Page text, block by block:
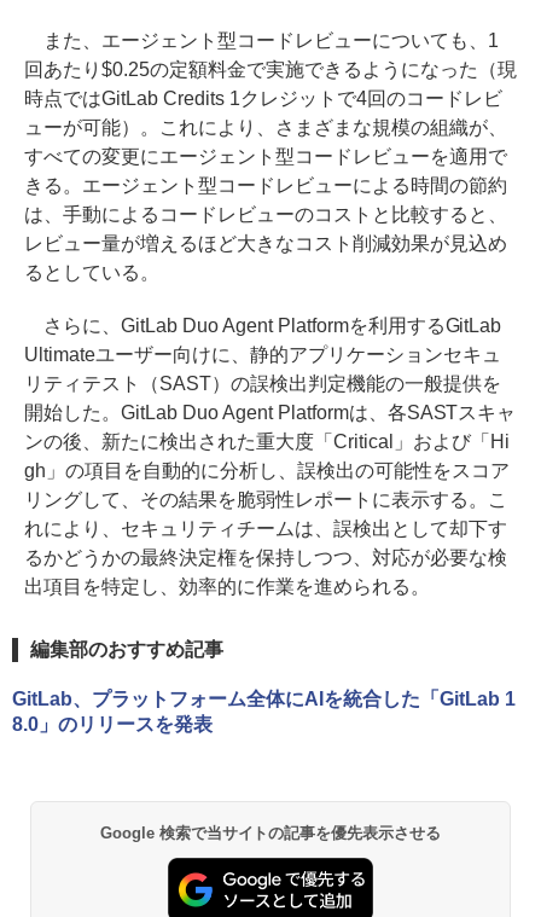
また、エージェント型コードレビューについても、1
回あたり$0.25の定額料金で実施できるようになった（現
時点ではGitLab Credits 1クレジットで4回のコードレビ
ューが可能）。これにより、さまざまな規模の組織が、
すべての変更にエージェント型コードレビューを適用で
きる。エージェント型コードレビューによる時間の節約
は、手動によるコードレビューのコストと比較すると、
レビュー量が増えるほど大きなコスト削減効果が見込め
るとしている。
さらに、GitLab Duo Agent Platformを利用するGitLab
Ultimateユーザー向けに、静的アプリケーションセキュ
リティテスト（SAST）の誤検出判定機能の一般提供を
開始した。GitLab Duo Agent Platformは、各SASTスキャ
ンの後、新たに検出された重大度「Critical」および「Hi
gh」の項目を自動的に分析し、誤検出の可能性をスコア
リングして、その結果を脆弱性レポートに表示する。こ
れにより、セキュリティチームは、誤検出として却下す
るかどうかの最終決定権を保持しつつ、対応が必要な検
出項目を特定し、効率的に作業を進められる。
編集部のおすすめ記事
GitLab、プラットフォーム全体にAIを統合した「GitLab 1
8.0」のリリースを発表
Google 検索で当サイトの記事を優先表示させる